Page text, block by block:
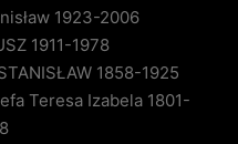
1923-2006
1911-1978
1858-1925
Teresa Izabela 1801-